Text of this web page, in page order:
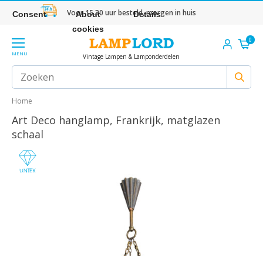
Voor 15.30 uur besteld, morgen in huis
MENU Vintage Lampen & Lamponderdelen
0
Home
Art Deco hanglamp, Frankrijk, matglazen
schaal
Consent
About
cookies
Details